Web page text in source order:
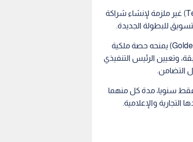
وأوضحت الصحيفة أن المفاوضات وصلت إلى مرحلة إعداد "ورقة شروط" (Term Sheet) غير ملزمة لإنشاء شراكة
وأفادت الوثيقة المسربة بأن الاتحاد الدولي كان سيحصل على "سهم ذهبي" (Golden Share) يمنحه حصة ملكية
وتعيين الرئيس التنفيذي
التضامن.
فقط سنويا، مدة كل منهما
والإعلامية.